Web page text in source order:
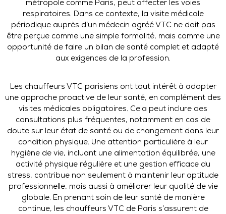
métropole comme Paris, peut affecter les voies
respiratoires. Dans ce contexte, la visite médicale
périodique auprès d’un médecin agréé VTC ne doit pas
être perçue comme une simple formalité, mais comme une
opportunité de faire un bilan de santé complet et adapté
aux exigences de la profession.
Les chauffeurs VTC parisiens ont tout intérêt à adopter
une approche proactive de leur santé, en complément des
visites médicales obligatoires. Cela peut inclure des
consultations plus fréquentes, notamment en cas de
doute sur leur état de santé ou de changement dans leur
condition physique. Une attention particulière à leur
hygiène de vie, incluant une alimentation équilibrée, une
activité physique régulière et une gestion efficace du
stress, contribue non seulement à maintenir leur aptitude
professionnelle, mais aussi à améliorer leur qualité de vie
globale. En prenant soin de leur santé de manière
continue, les chauffeurs VTC de Paris s’assurent de